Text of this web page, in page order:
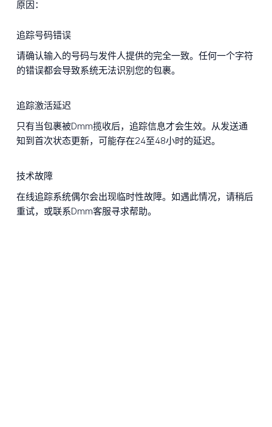
原因：
追踪号码错误
请确认输入的号码与发件人提供的完全一致。任何一个字符
的错误都会导致系统无法识别您的包裹。
追踪激活延迟
只有当包裹被Dmm揽收后，追踪信息才会生效。从发送通
知到首次状态更新，可能存在24至48小时的延迟。
技术故障
在线追踪系统偶尔会出现临时性故障。如遇此情况，请稍后
重试，或联系Dmm客服寻求帮助。